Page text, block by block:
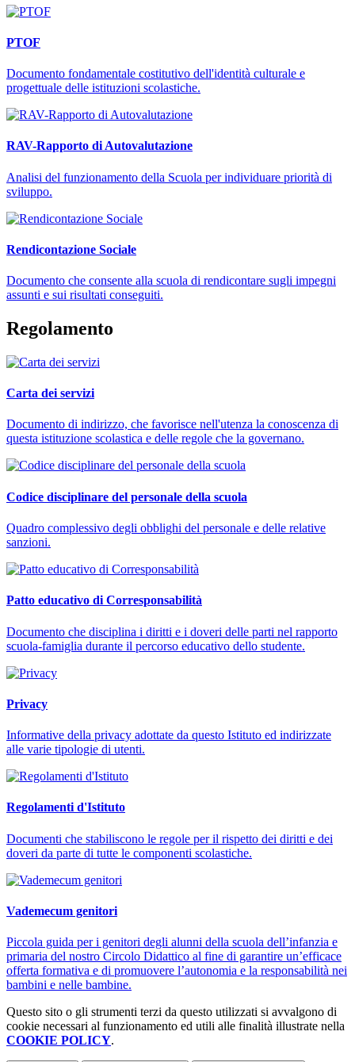
PTOF
Documento fondamentale costitutivo dell'identità culturale e
progettuale delle istituzioni scolastiche.
RAV-Rapporto di Autovalutazione
Analisi del funzionamento della Scuola per individuare priorità di
sviluppo.
Rendicontazione Sociale
Documento che consente alla scuola di rendicontare sugli impegni
assunti e sui risultati conseguiti.
Regolamento
Carta dei servizi
Documento di indirizzo, che favorisce nell'utenza la conoscenza di
questa istituzione scolastica e delle regole che la governano.
Codice disciplinare del personale della scuola
Quadro complessivo degli obblighi del personale e delle relative
sanzioni.
Patto educativo di Corresponsabilità
Documento che disciplina i diritti e i doveri delle parti nel rapporto
scuola-famiglia durante il percorso educativo dello studente.
Privacy
Informative della privacy adottate da questo Istituto ed indirizzate
alle varie tipologie di utenti.
Regolamenti d'Istituto
Documenti che stabiliscono le regole per il rispetto dei diritti e dei
doveri da parte di tutte le componenti scolastiche.
Vademecum genitori
Piccola guida per i genitori degli alunni della scuola dell’infanzia e
primaria del nostro Circolo Didattico al fine di garantire un’efficace
offerta formativa e di promuovere l’autonomia e la responsabilità nei
bambini e nelle bambine.
Questo sito o gli strumenti terzi da questo utilizzati si avvalgono di
cookie necessari al funzionamento ed utili alle finalità illustrate nella
COOKIE POLICY.